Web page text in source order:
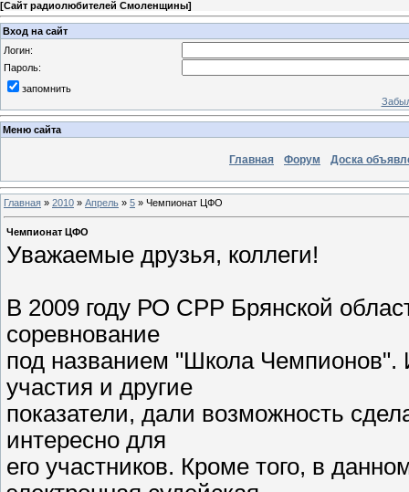
[Сайт радиолюбителей Смоленщины]
Вход на сайт
Логин:
Пароль:
запомнить
Меню сайта
Главная Форум Доска
Главная » 2010 » Апрель » 5 » Чемпионат ЦФО
Чемпионат ЦФО
Уважаемые друзья, коллеги!
В 2009 году РО СРР Брянской
соревнование
под названием "Школа Чемпионов".
участия и другие
показатели, дали возможность
интересно для
его участников. Кроме того, в